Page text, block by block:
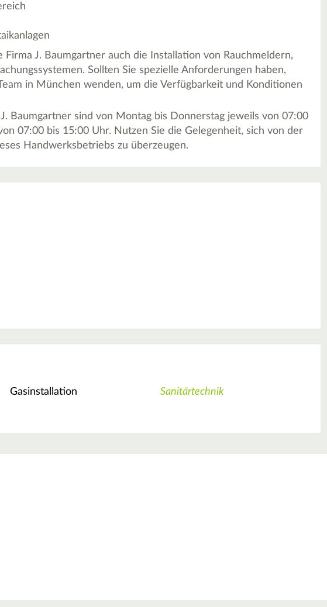
J. Baumgartner auch die Installation von Rauchmeldern,
Sollten Sie spezielle Anforderungen haben,
in München wenden, um die Verfügbarkeit und Konditionen
Baumgartner sind von Montag bis Donnerstag jeweils von 07:00
07:00 bis 15:00 Uhr. Nutzen Sie die Gelegenheit, sich von der
Handwerksbetriebs zu überzeugen.
Gasinstallation
Sanitärtechnik